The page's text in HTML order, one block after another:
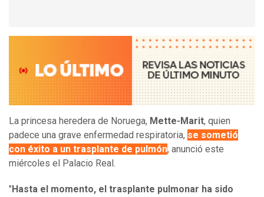
La princesa heredera de Noruega, Mette-Marit, quien
padece una grave enfermedad respiratoria, se sometió
con éxito a un trasplante de pulmón, anunció este
miércoles el Palacio Real.
" Hasta el momento, el trasplante pulmonar ha sido